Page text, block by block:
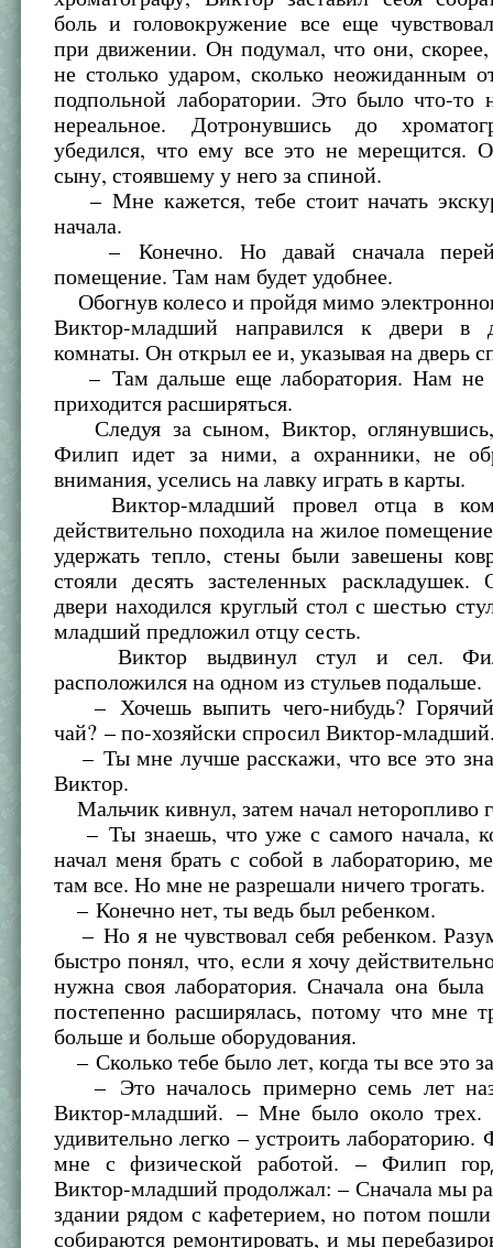
боль и головокружение все еще
при движении. Он подумал, что они,
не столько ударом, сколько неожиданным
подпольной лаборатории. Это было что-то
нереальное. Дотронувшись до
убедился, что ему все это не мерещится.
сыну, стоявшему у него за спиной.
– Мне кажется, тебе стоит начать
начала.
– Конечно. Но давай сначала
помещение. Там нам будет удобнее.
Обогнув колесо и пройдя мимо
Виктор-младший направился к двери в
комнаты. Он открыл ее и, указывая на дверь
– Там дальше еще лаборатория. Нам не
приходится расширяться.
Следуя за сыном, Виктор,
Филип идет за ними, а охранники, не
внимания, уселись на лавку играть в карты.
Виктор-младший провел отца в
действительно походила на жилое
удержать тепло, стены были завешены
стояли десять застеленных раскладушек.
двери находился круглый стол с шестью
младший предложил отцу сесть.
Виктор выдвинул стул и сел.
расположился на одном из стульев подальше.
– Хочешь выпить чего-нибудь?
чай? – по-хозяйски спросил Виктор-
– Ты мне лучше расскажи, что все это
Виктор.
Мальчик кивнул, затем начал неторопливо
– Ты знаешь, что уже с самого начала,
начал меня брать с собой в лабораторию,
там все. Но мне не разрешали ничего трогать.
– Конечно нет, ты ведь был ребенком.
– Но я не чувствовал себя ребенком.
быстро понял, что, если я хочу
нужна своя лаборатория. Сначала она
постепенно расширялась, потому что мне
больше и больше оборудования.
– Сколько тебе было лет, когда ты все это
– Это началось примерно семь лет
Виктор-младший. – Мне было около трех.
удивительно легко – устроить
мне с физической работой. – Филип
Виктор-младший продолжал: – Сначала мы
здании рядом с кафетерием, но потом пошли
собираются ремонтировать, и мы